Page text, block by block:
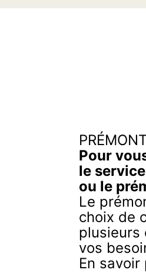
Pour
le
ou le
Le
choix de
plusieurs
vos
En savoir